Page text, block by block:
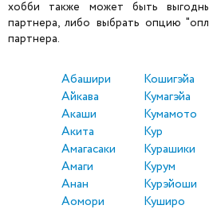
хобби также может быть
партнера, либо выбрать опцию
партнера.
Абашири
Айкава
Акаши
Акита
Амагасаки
Амаги
Анан
Аомори
Кошигэйа
Кумагэйа
Кумамото
Кур
Курашики
Курум
Курэйоши
Куширо